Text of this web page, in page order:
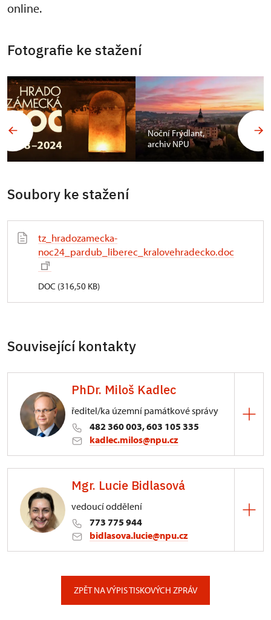
online.
Fotografie ke stažení
Noční Frýdlant,
archiv NPU
Soubory ke stažení
tz_hradozamecka-
noc24_pardub_liberec_kralovehradecko.doc
DOC (316,50 KB)
Související kontakty
PhDr. Miloš Kadlec
ředitel/ka územní památkové správy
482 360 003, 603 105 335
kadlec.milos@npu.cz
3/, Sychrov 3
Mgr. Lucie Bidlasová
vedoucí oddělení
773 775 944
bidlasova.lucie@npu.cz
ZPĚT NA VÝPIS TISKOVÝCH ZPRÁV